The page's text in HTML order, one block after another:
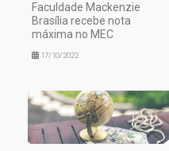
Faculdade Mackenzie
Brasília recebe nota
máxima no MEC
17/10/2022